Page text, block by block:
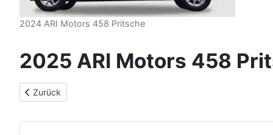
2024 ARI Motors 458 Pritsche
2025 ARI Motors 458
Vorheriger Beitrag: 2025 ARI Motors 458 Kühlfahrzeug XL
Zurück